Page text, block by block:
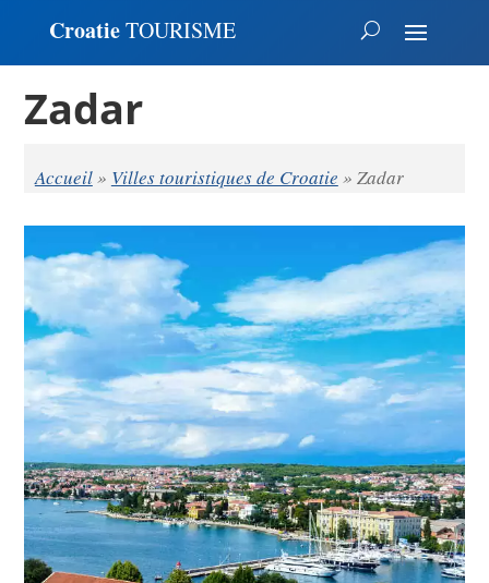
CroatieTOURISME
Zadar
Accueil» Villes touristiques de Croatie » Zadar